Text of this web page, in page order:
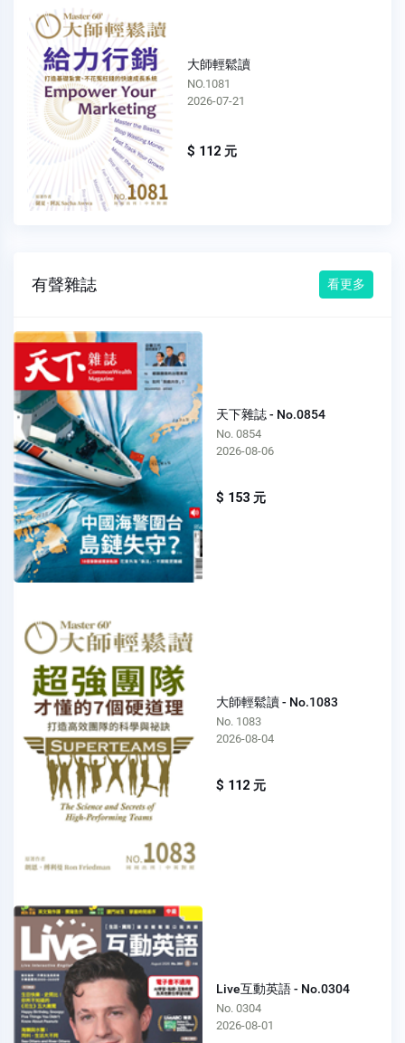
大師輕鬆讀
NO.1080
2026-07-15
$ 112 元
有聲雜誌 看更多
天下雜誌 - No.0854
No. 0854
2026-08-06
$ 153 元
大師輕鬆讀 - No.1083
No. 1083
2026-08-04
$ 112 元
Live互動英語 - No.0304
No. 0304
2026-08-01